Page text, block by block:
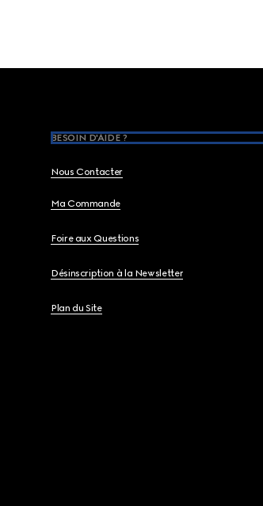
BESOIN D'AIDE ?
Nous Contacter
Ma Commande
Foire aux Questions
Désinscription à la Newsletter
Plan du Site